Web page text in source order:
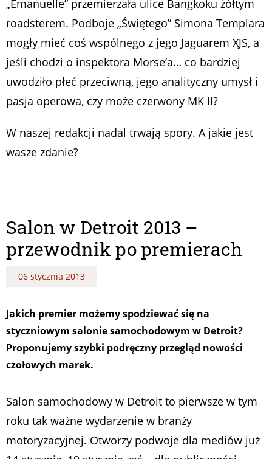
„Emanuelle” przemierzała ulice Bangkoku żółtym
roadsterem. Podboje „Świętego” Simona Templara
mogły mieć coś wspólnego z jego Jaguarem XJS, a
jeśli chodzi o inspektora Morse’a… co bardziej
uwodziło płeć przeciwną, jego analityczny umysł i
pasja operowa, czy może czerwony MK II?
W naszej redakcji nadal trwają spory. A jakie jest
wasze zdanie?
Salon w Detroit 2013 –
przewodnik po premierach
06 stycznia 2013
Jakich premier możemy spodziewać się na
styczniowym salonie samochodowym w Detroit?
Proponujemy szybki podręczny przegląd nowości
czołowych marek.
Salon samochodowy w Detroit to pierwsze w tym
roku tak ważne wydarzenie w branży
motoryzacyjnej. Otworzy podwoje dla mediów już